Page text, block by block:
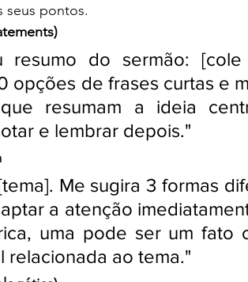
seus pontos.
resumo do sermão:
opções de frases curtas e
resumam a ideia
e lembrar depois."
Me sugira 3 formas
a atenção
uma pode ser um fato
relacionada ao tema."